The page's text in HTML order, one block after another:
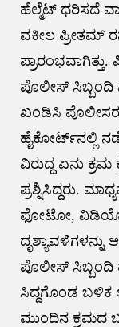
ಹೆಲ್ಮೆಟ್‌ ಧರಿಸದೆ
ವಕೀಲ ಪ್ರೀತಮ್‌
ಪೊಲೀಸ್‌ ಸಿಬ್ಬಂದಿ
ಖಂಡಿಸಿ
ಹೈಕೋರ್ಟ್‌ನಲ್ಲಿ
ವಿರುದ್ದ ಏನು ಕ್ರಮ
ಪ್ರಶ್ನಿಸಿದ್ದರು.
ಫೋಟೋ, ವಿಡಿಯೋ
ಪೊಲೀಸ್‌ ಸಿಬ್ಬಂದಿ
ಸಿದ್ದಗೊಂಡ ಬಳಿಕ
ಮುಂದಿನ ಕ್ರಮದ